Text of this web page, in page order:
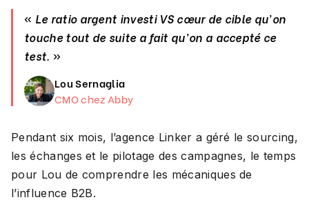
« Le ratio argent investi VS cœur de cible qu'on
touche tout de suite a fait qu'on a accepté ce
test. »
Lou Sernaglia
CMO chez Abby
Pendant six mois, l’agence Linker a géré le sourcing,
les échanges et le pilotage des campagnes, le temps
pour Lou de comprendre les mécaniques de
l’influence B2B.